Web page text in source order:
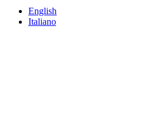
English
Italiano